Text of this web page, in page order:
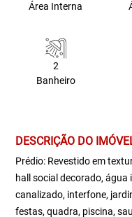
Área Interna
2
Banheiro
DESCRIÇÃO DO
Prédio: Revestido em
hall social decorado,
canalizado, interfone,
festas, quadra, piscina,